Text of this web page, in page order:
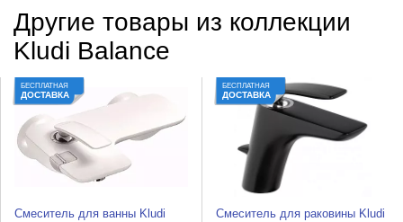
Другие товары из коллекции
Kludi Balance
БЕСПЛАТНАЯ
ДОСТАВКА
Смеситель для ванны Kludi
БЕСПЛАТНАЯ
ДОСТАВКА
Смеситель для раковины Kludi